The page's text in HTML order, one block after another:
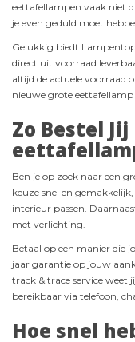
eettafellampen vaak niet
je even geduld moet
Gelukkig biedt
direct uit voorraad
altijd de actuele voorraad
nieuwe grote eettafellamp
Zo Bestel
Ben je op zoek naar een
keuze snel en
interieur passen.
met verlichting.
Betaal op een manier die
jaar garantie op jouw
track & trace service weet
bereikbaar via telefoon,
Hoe snel